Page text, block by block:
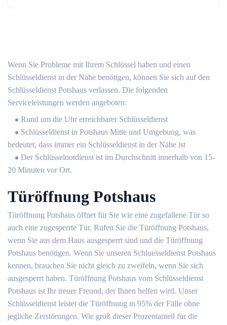
Wenn Sie Probleme mit Ihrem Schlüssel haben und einen
Schlüsseldienst in der Nähe benötigen, können Sie sich auf den
Schlüsseldienst Potshaus verlassen. Die folgenden
Serviceleistungen werden angeboten:
Rund um die Uhr erreichbarer Schlüsseldienst
Schlüsseldienst in Potshaus Mitte und Umgebung, was
bedeutet, dass immer ein Schlüsseldienst in der Nähe ist
Der Schlüsselnotdienst ist im Durchschnitt innerhalb von 15-
20 Minuten vor Ort.
Türöffnung Potshaus
Türöffnung Potshaus öffnet für Sie wie eine zugefallene Tür so
auch eine zugesperrte Tür. Rufen Sie die Türöffnung Potshaus,
wenn Sie aus dem Haus ausgesperrt sind und die Türöffnung
Potshaus benötigen. Wenn Sie unseren Schluesseldienst Potshaus
kennen, brauchen Sie nicht gleich zu zweifeln, wenn Sie sich
ausgesperrt haben. Türöffnung Potshaus vom Schlüsseldienst
Potshaus ist Ihr treuer Freund, der Ihnen helfen wird. Unser
Schlüsseldienst leistet die Türöffnung in 95% der Fälle ohne
jegliche Zerstörungen. Wie groß dieser Prozentanteil für die